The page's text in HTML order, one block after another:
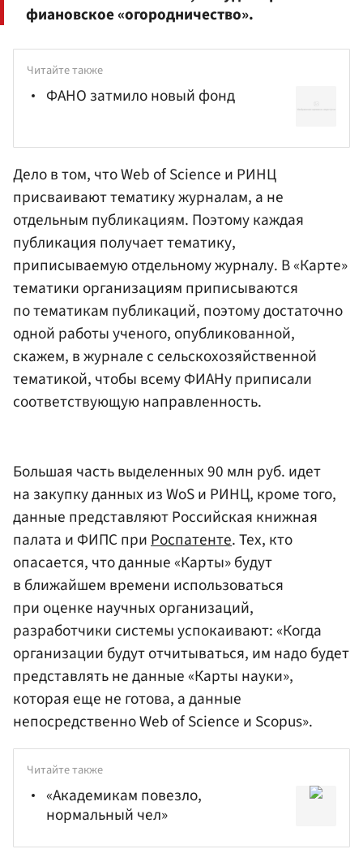
фиановское «огородничество».
Читайте также
ФАНО затмило новый фонд
Дело в том, что Web of Science и РИНЦ
присваивают тематику журналам, а не
отдельным публикациям. Поэтому каждая
публикация получает тематику,
приписываемую отдельному журналу. В «Карте»
тематики организациям приписываются
по тематикам публикаций, поэтому достаточно
одной работы ученого, опубликованной,
скажем, в журнале с сельскохозяйственной
тематикой, чтобы всему ФИАНу приписали
соответствующую направленность.
Большая часть выделенных 90 млн руб. идет
на закупку данных из WoS и РИНЦ, кроме того,
данные представляют Российская книжная
палата и ФИПС приРоспатенте. Тех, кто
опасается, что данные «Карты» будут
в ближайшем времени использоваться
при оценке научных организаций,
разработчики системы успокаивают: «Когда
организации будут отчитываться, им надо будет
представлять не данные «Карты науки»,
которая еще не готова, а данные
непосредственно Web of Science и Scopus».
Читайте также
«Академикам повезло,
нормальный чел»